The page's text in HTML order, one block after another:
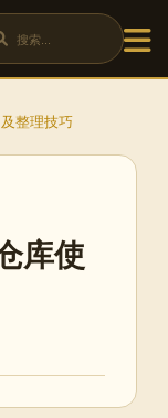
整理技巧
库使